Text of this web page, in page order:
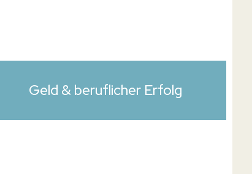
Geld & beruflicher Erfolg